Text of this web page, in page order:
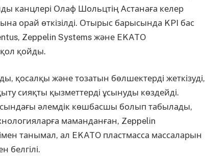
канцлері Олаф Шольцтің Астанаға келер
орай өткізілді. Отырыс барысында KPI бас
Zeppelin Systems және EKATO
қойды.
қосалқы және тозатын бөлшектерді жеткізуді,
сияқты қызметтерді ұсынуды көздейді.
әлемдік көшбасшы болып табылады,
маманданған, Zeppelin
танымал, ал EKATO пластмасса массаларын
белгілі.